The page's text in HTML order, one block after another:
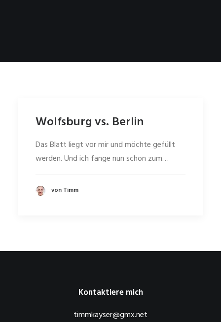
Wolfsburg vs. Berlin
Das Blatt liegt vor mir und möchte gefüllt
werden. Und ich fange nun schon zum…
von Timm
Kontaktiere mich
timmkayser@gmx.net